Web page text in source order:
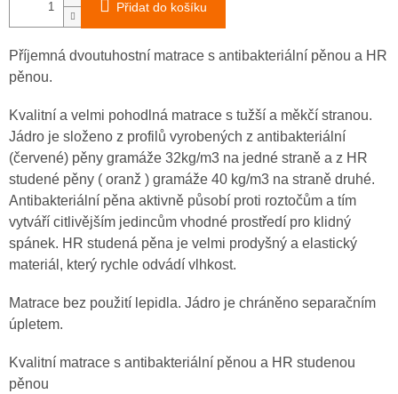
Přidat do košíku
Příjemná dvoutuhostní matrace s antibakteriální pěnou a HR
pěnou.
Kvalitní a velmi pohodlná matrace s tužší a měkčí stranou.
Jádro je složeno z profilů vyrobených z antibakteriální
(červené) pěny gramáže 32kg/m3 na jedné straně a z HR
studené pěny ( oranž ) gramáže 40 kg/m3 na straně druhé.
Antibakteriální pěna aktivně působí proti roztočům a tím
vytváří citlivějším jedincům vhodné prostředí pro klidný
spánek. HR studená pěna je velmi prodyšný a elastický
materiál, který rychle odvádí vlhkost.
Matrace bez použití lepidla. Jádro je chráněno separačním
úpletem.
Kvalitní matrace s antibakteriální pěnou a HR studenou
pěnou